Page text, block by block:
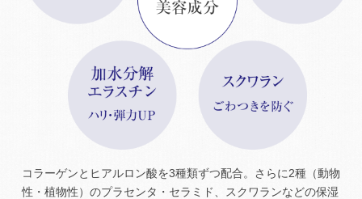
コラーゲンとヒアルロン酸を3種類ずつ配合。さらに2種（動物
性・植物性）のプラセンタ・セラミド、スクワランなどの保湿